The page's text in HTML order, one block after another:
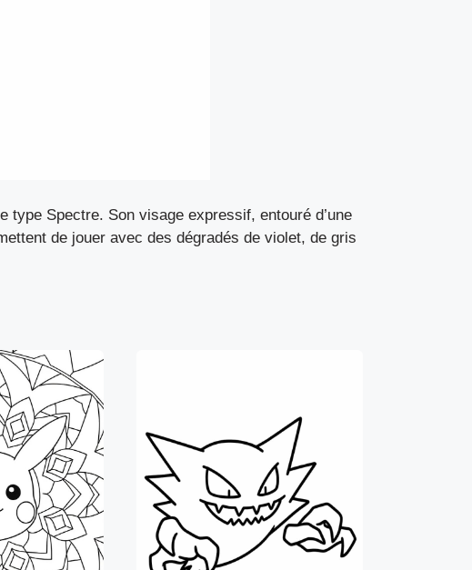
type Spectre. Son visage expressif, entouré d’une
de jouer avec des dégradés de violet, de gris